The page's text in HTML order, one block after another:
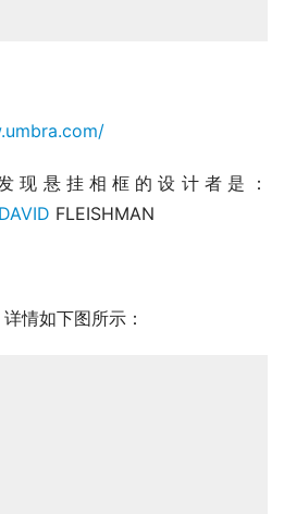
现悬挂相框的设计者是：
DAVID FLEISHMAN
情如下图所示：